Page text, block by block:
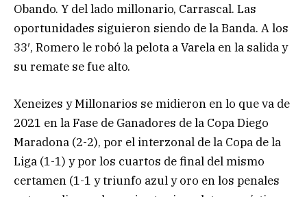
Obando. Y del lado millonario, Carrascal. Las
oportunidades siguieron siendo de la Banda. A los
33′, Romero le robó la pelota a Varela en la salida y
su remate se fue alto.
Xeneizes y Millonarios se midieron en lo que va de
2021 en la Fase de Ganadores de la Copa Diego
Maradona (2-2), por el interzonal de la Copa de la
Liga (1-1) y por los cuartos de final del mismo
certamen (1-1 y triunfo azul y oro en los penales